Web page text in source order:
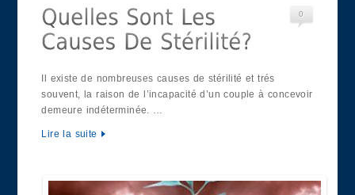
0
Il existe de nombreuses causes de stérilité et trés
souvent, la raison de l’incapacité d’un couple à concevoir
demeure indéterminée. …
Lire la suite